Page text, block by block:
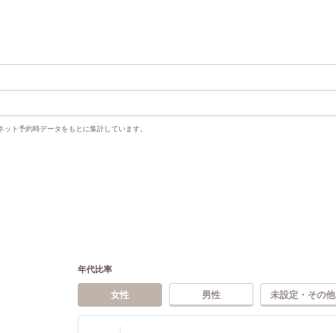
ト予約時データをもとに集計しています。
年代比率
女性 男性 未設定・その他